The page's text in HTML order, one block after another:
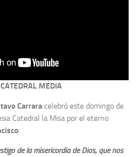
MEDIA
Carrara celebró este domingo de
Catedral la Misa por el eterno
.
de la misericordia de Dios, que nos